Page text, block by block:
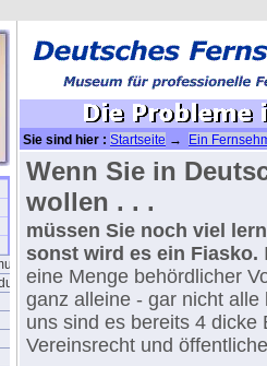
Sie sind hier : Startseite → Ein
Wenn Sie in
wollen . . .
müssen Sie noch viel
sonst wird es ein Fiasko.
eine Menge behördlicher
ganz alleine - gar nicht
uns sind es bereits 4 dicke
Vereinsrecht und